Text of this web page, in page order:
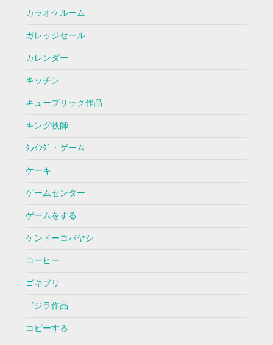
カラオケルーム
ガレッジセール
カレンダー
キッチン
キューブリック作品
キング牧師
ｸﾗｲﾝｸﾞ・ゲーム
ケーキ
ゲームセンター
ゲームをする
ケンドーコバヤシ
コーヒー
ゴキブリ
ゴジラ作品
コピーする